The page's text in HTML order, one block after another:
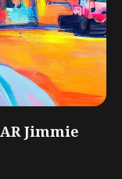
Jimmie